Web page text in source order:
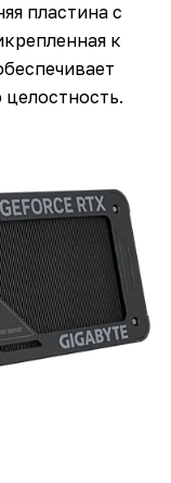
пластина с
к